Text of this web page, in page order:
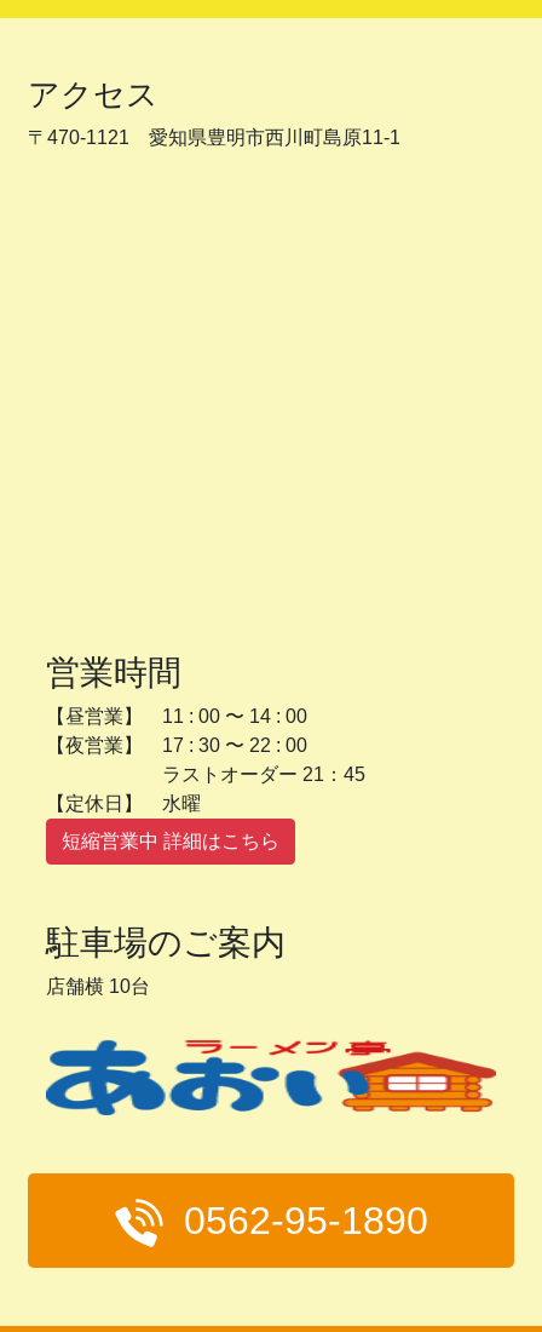
アクセス
〒470-1121 愛知県豊明市西川町島原11-1
営業時間
【昼営業】 11 : 00 〜 14 : 00
【夜営業】 17 : 30 〜 22 : 00
ラストオーダー 21：45
【定休日】 水曜
短縮営業中 詳細はこちら
駐車場のご案内
店舗横 10台
0562-95-1890